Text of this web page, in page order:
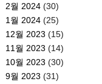
2월 2024(30)
1월 2024(25)
12월 2023 (15)
11월 2023 (14)
10월 2023 (30)
9월 2023 (31)